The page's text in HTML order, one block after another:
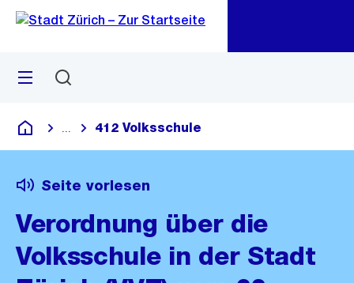
Navigation
Sprunglink
Menü
Deutsch
Blende alle Breadcrumbs ein
412 Volksschule
Seite vorlesen
Verordnung über die
Volksschule in der Stadt